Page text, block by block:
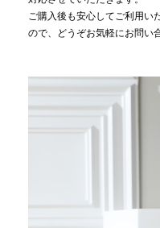
ご購入後も安心してご利用い
ので、どうぞお気軽にお問い